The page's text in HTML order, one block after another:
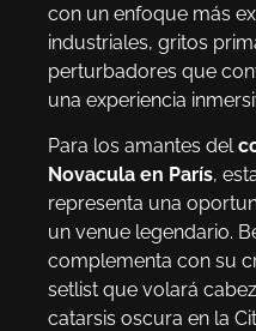
con un enfoque más
industriales, gritos
perturbadores que
una experiencia
Para los amantes del
Novacula en París,
representa una
un venue legendario.
complementa con su
setlist que volará
catarsis oscura en la